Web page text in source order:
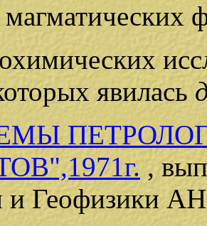
магматических
явилась
,
и Геофизики